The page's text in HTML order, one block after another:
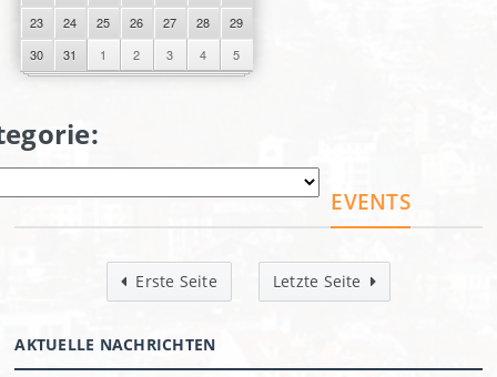
23
24 25 26 27 28
29
30
31 1 2 3 4 5
EVENTS
Erste Seite Letzte Seite
AKTUELLE NACHRICHTEN